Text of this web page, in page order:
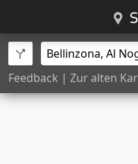
Feedback | Zur alten